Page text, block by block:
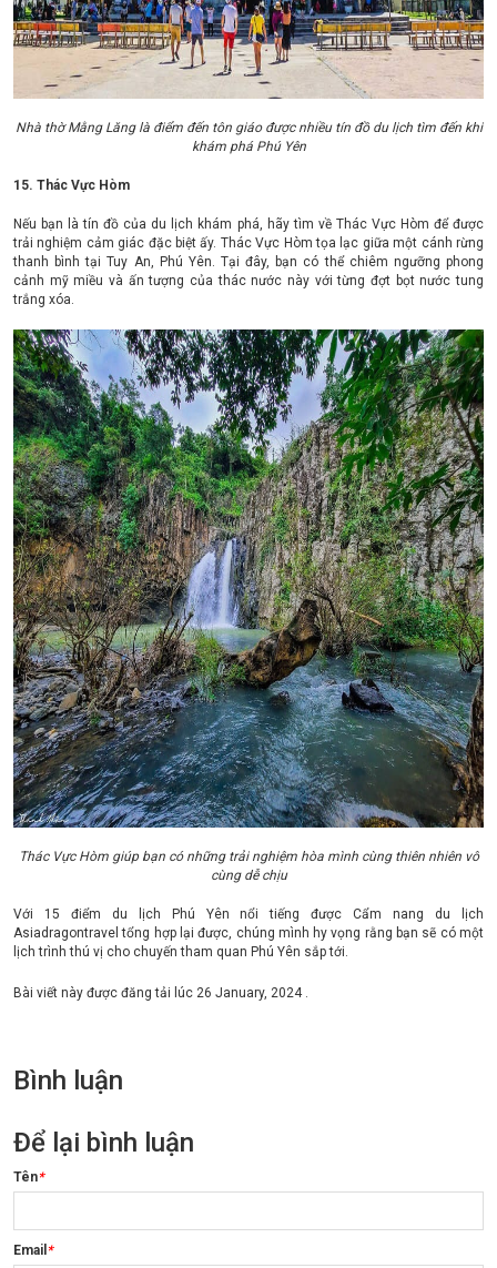
Nhà thờ Mằng Lăng là điểm đến tôn giáo được nhiều tín đồ du lịch tìm đến khi
khám phá Phú Yên
15. Thác Vực Hòm
Nếu bạn là tín đồ của du lịch khám phá, hãy tìm về Thác Vực Hòm để được
trải nghiệm cảm giác đặc biệt ấy. Thác Vực Hòm tọa lạc giữa một cánh rừng
thanh bình tại Tuy An, Phú Yên. Tại đây, bạn có thể chiêm ngưỡng phong
cảnh mỹ miều và ấn tượng của thác nước này với từng đợt bọt nước tung
trắng xóa.
Thác Vực Hòm giúp bạn có những trải nghiệm hòa mình cùng thiên nhiên vô
cùng dễ chịu
Với 15 điểm du lịch Phú Yên nổi tiếng được Cẩm nang du lịch
Asiadragontravel tổng hợp lại được, chúng mình hy vọng rằng bạn sẽ có một
lịch trình thú vị cho chuyến tham quan Phú Yên sắp tới.
Bài viết này được đăng tải lúc 26 January, 2024.
Bình luận
Để lại bình luận
Tên*
Email *